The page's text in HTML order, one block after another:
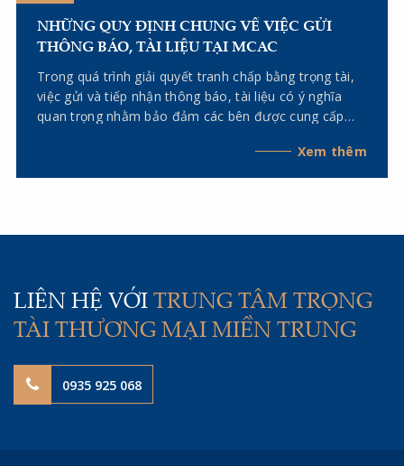
NHỮNG QUY ĐỊNH CHUNG VỀ VIỆC GỬI
THÔNG BÁO, TÀI LIỆU TẠI MCAC
Trong quá trình giải quyết tranh chấp bằng trọng tài,
việc gửi và tiếp nhận thông báo, tài liệu có ý nghĩa
quan trọng nhằm bảo đảm các bên được cung cấp
tố tụng, đồng thời giúp quá trình giải quyết tranh chấp
diễn ra liên tục, minh bạch và đúng thời hạn. Quy tắc
liệu cần gửi, phương thức gửi, thời điểm được coi là
lưu ý khi gửi thông báo, tài liệu tại MCAC.
Xem thêm
LIÊN HỆ VỚI TRUNG TÂM TRỌNG
TÀI THƯƠNG MẠI MIỀN TRUNG
0935 925 068